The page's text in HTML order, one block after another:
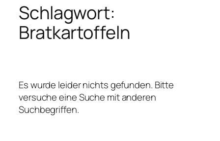
Schlagwort:
Bratkartoffeln
Es wurde leider nichts gefunden. Bitte
versuche eine Suche mit anderen
Suchbegriffen.